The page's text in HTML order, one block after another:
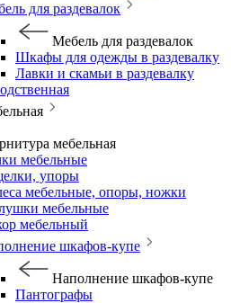
для раздевалок
Мебель для раздевалок
Шкафы для одежды в раздевалку
Лавки и скамьи в раздевалку
мебельная
мебельные
упоры
мебельные, опоры, ножки
мебельные
мебельный
шкафов-купе
Наполнение шкафов-купе
Пантографы